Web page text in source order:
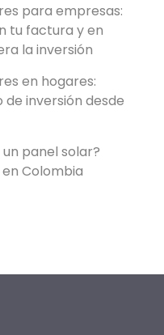
para empresas:
tu factura y en
la inversión
en hogares:
inversión desde
panel solar?
Colombia